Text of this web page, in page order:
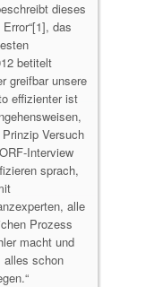
dieses
das
betitelt
greifbar unsere
effizienter ist
Versuch
Interview
sprach,
alle
Prozess
macht und
alles schon